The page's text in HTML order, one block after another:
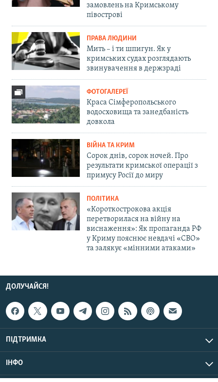
замовлень на Кримському
півострові
ПРАВА ЛЮДИНИ
Мить – і ти шпигун. Як у
кримських судах розглядають
звинувачення в держзраді
ФОТОГАЛЕРЕЇ
Краса Сімферопольського
водосховища та занедбаність
довкола
ВІЙНА ТА КРИМ
Сорок днів, сорок ночей. Про
результати кримської операції з
примусу Росії до миру
ПОЛІТИКА
«Короткострокова акція
перетворилася на війну на
виснаження»: Як пропаганда РФ
у Криму пояснює невдачі «СВО»
та залякує «мінними атаками»
ДОЛУЧАЙСЯ!
ПІДТРИМКА
ІНФО